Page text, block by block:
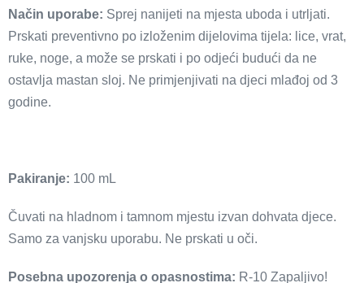
Način uporabe: Sprej nanijeti na mjesta uboda i utrljati.
Prskati preventivno po izloženim dijelovima tijela: lice, vrat,
ruke, noge, a može se prskati i po odjeći budući da ne
ostavlja mastan sloj. Ne primjenjivati na djeci mlađoj od 3
godine.
Pakiranje: 100 mL
Čuvati na hladnom i tamnom mjestu izvan dohvata djece.
Samo za vanjsku uporabu. Ne prskati u oči.
Posebna upozorenja o opasnostima: R-10 Zapaljivo!